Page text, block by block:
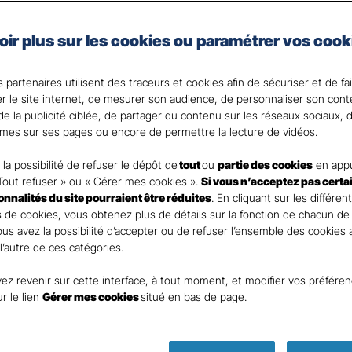
les spécificités de votre activité et de votre situation.
de notre expertise et réactivité en cas de sinistre.
DEMANDE DE DEVIS
remplir ce rapide questionnaire afin que
rapidement pour finaliser l’étude précise de
plus sur les cookies ou paramétrer vos
partenaires utilisent des traceurs et cookies afin de sécuriser et de
le site internet, de mesurer son audience, de personnaliser son
la publicité ciblée, de partager du contenu sur les réseaux sociaux,
sur ses pages ou encore de permettre la lecture de vidéos.
la possibilité de refuser le dépôt detoutou partie des cookies en
refuser » ou « Gérer mes cookies ». Si vous n’acceptez pas
du site pourraient être réduites. En cliquant sur les
de cookies, vous obtenez plus de détails sur la fonction de chacun
avez la possibilité d’accepter ou de refuser l’ensemble des cookies
de ces catégories.
revenir sur cette interface, à tout moment, et modifier vos
le lien Gérer mes cookiessitué en bas de page.